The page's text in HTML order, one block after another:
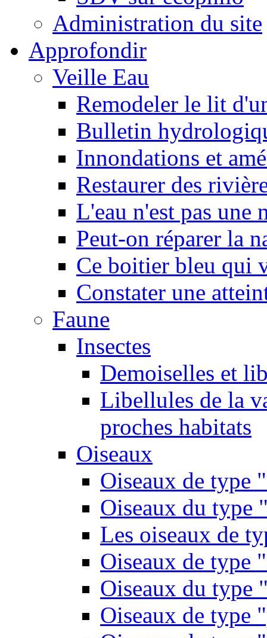
Administration du site
Approfondir
Veille Eau
Remodeler le lit
Bulletin
Innondations et
Restaurer des
L'eau n'est pas une
Peut-on réparer la
Ce boitier bleu qui
Constater une
Faune
Insectes
Demoiselles et
Libellules de la
proches habitats
Oiseaux
Oiseaux de type
Oiseaux du type
Les oiseaux de
Oiseaux de type
Oiseaux du type
Oiseaux de type